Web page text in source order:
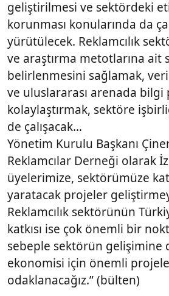
geliştirilmesi ve sektördeki
korunması konularında da
yürütülecek. Reklamcılık
ve araştırma metotlarına ait
belirlenmesini sağlamak,
ve uluslararası arenada bilgi
kolaylaştırmak, sektöre
de çalışacak…
Yönetim Kurulu Başkanı
Reklamcılar Derneği olarak
üyelerimize, sektörümüze
yaratacak projeler
Reklamcılık sektörünün
katkısı ise çok önemli bir
sebeple sektörün gelişimine
ekonomisi için önemli
odaklanacağız.” (bülten)